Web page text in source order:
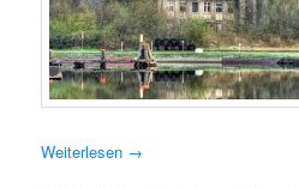
Weiterlesen →